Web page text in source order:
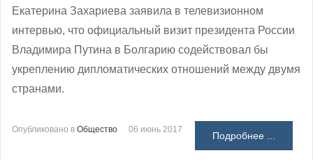
Екатерина Захариева заявила в телевизионном
интервью, что официальный визит президента России
Владимира Путина в Болгарию содействовал бы
укреплению дипломатических отношений между двумя
странами.
Опубликовано в Общество 06 июнь 2017
Подробнее ...